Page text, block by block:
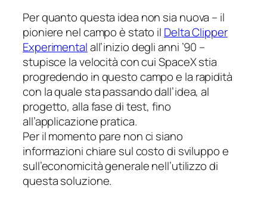
Per quanto questa idea non sia nuova – il
pioniere nel campo è stato il Delta Clipper
Experimentalall’inizio degli anni ’90 –
stupisce la velocità con cui SpaceX stia
progredendo in questo campo e la rapidità
con la quale sta passando dall’idea, al
progetto, alla fase di test, fino
all’applicazione pratica.
Per il momento pare non ci siano
informazioni chiare sul costo di sviluppo e
sull’economicità generale nell’utilizzo di
questa soluzione.